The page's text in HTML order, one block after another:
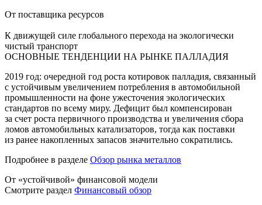
От поставщика ресурсов
К движущей силе глобального перехода на экологически
чистый транспорт
ОСНОВНЫЕ ТЕНДЕНЦИИ НА РЫНКЕ ПАЛЛАДИЯ
2019 год: очередной год роста котировок палладия, связанный
с устойчивым увеличением потребления в автомобильной
промышленности на фоне ужесточения экологических
стандартов по всему миру. Дефицит был компенсирован
за счет роста первичного производства и увеличения сбора
ломов автомобильных катализаторов, тогда как поставки
из ранее накопленных запасов значительно сократились.
Подробнее в разделе Обзор рынка металлов
От «устойчивой» финансовой модели
Смотрите раздел Финансовый обзор